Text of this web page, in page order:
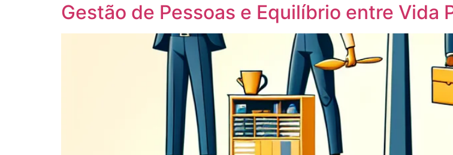
Gestão de Pessoas e Equilíbrio entre Vida